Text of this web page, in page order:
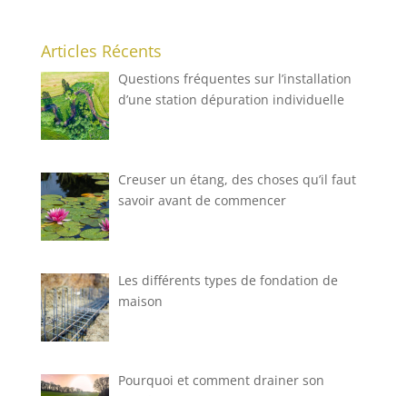
Articles Récents
Questions fréquentes sur l’installation
d’une station dépuration individuelle
Creuser un étang, des choses qu’il faut
savoir avant de commencer
Les différents types de fondation de
maison
Pourquoi et comment drainer son